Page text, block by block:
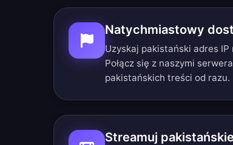
Natychmiastowy
Uzyskaj pakistański adres
Połącz się z naszymi
pakistańskich treści od razu.
Streamuj